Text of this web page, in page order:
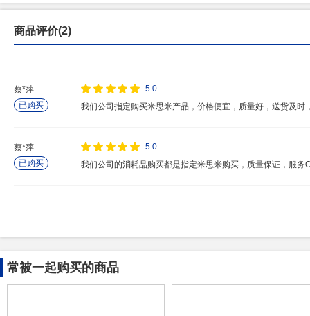
商品评价(2)
蔡*萍
已购买
5.0
我们公司指定购买米思米产品，价格便宜，质量好，送货及时
蔡*萍
已购买
5.0
我们公司的消耗品购买都是指定米思米购买，质量保证，服务
常被一起购买的商品